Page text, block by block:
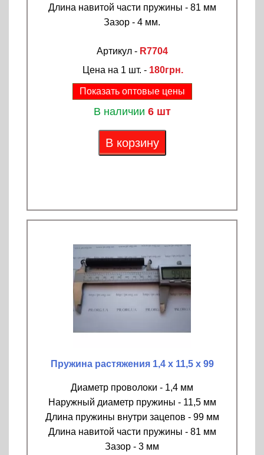
Длина навитой части пружины - 81 мм
Зазор - 4 мм.
Артикул - R7704
Цена на 1 шт. - 180грн.
Показать оптовые цены
В наличии 6 шт
В корзину
Пружина растяжения 1,4 х 11,5 х 99
Диаметр проволоки - 1,4 мм
Наружный диаметр пружины - 11,5 мм
Длина пружины внутри зацепов - 99 мм
Длина навитой части пружины - 81 мм
Зазор - 3 мм